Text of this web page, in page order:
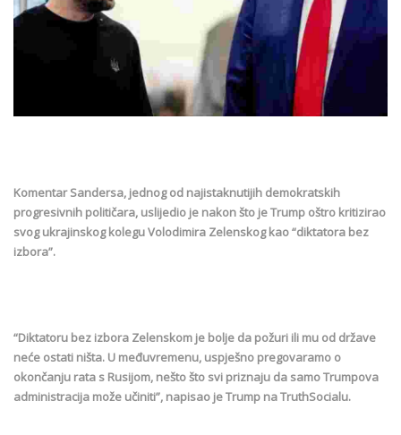
Komentar Sandersa, jednog od najistaknutijih demokratskih
progresivnih političara, uslijedio je nakon što je Trump oštro kritizirao
svog ukrajinskog kolegu Volodimira Zelenskog kao “diktatora bez
izbora”.
“Diktatoru bez izbora Zelenskom je bolje da požuri ili mu od države
neće ostati ništa. U međuvremenu, uspješno pregovaramo o
okončanju rata s Rusijom, nešto što svi priznaju da samo Trumpova
administracija može učiniti”, napisao je Trump na TruthSocialu.